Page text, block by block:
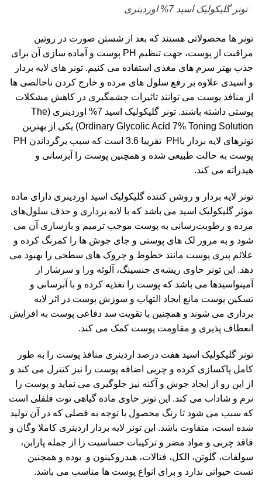
تونر گلیکولیک اسید 7% اوردینری
تونر ها محصولاتی هستند که بعد از شستن صورت در روتین
مراقبت از پوست، جهت تنظیم PH پوست و آماده سازی آن برای
جذب بهتر سرم های مغذی استفاده می کنیم. تونر های لایه بردار
و اسیدی علاوه بر رفع سلول های مرده و خارج کردن ناخالصی ها
از منافذ پوست می توانند تاثیرات چشمگیری در کاهش مشکلات
پوستی داشته باشند. تونر گلیکولیک اسید 7% اوردینری
(The
Ordinary Glycolic Acid 7% Toning Solution) یکی از بهترین
تونرهای لایه بردار باPH تقریبا 3.6 است که سبب برگرداندن PH
پوست به حالت طبیعی شده و همچنین پوست را آبرسانی و
هیدراته می کند.
تونر لایه بردار و روشن کننده گلیکولیک اسید اوردینری دارای ماده
موثر گلیکولیک اسید می باشد که با لایه برداری و حذف سلول‌های
مرده و رطوبت‌رسانی به پوست موجب ترمیم و بازسازی آن می
شود و به مرور لک های پوستی و جای جوش ها را کمرنگ کرده و
علائم پیری پوست مانند خطوط و چروک های سطحی را بهبود می‌
دهد. این تونر حاوی ریشه‌ی جنسینگ، آلوئه ورا و سرشار از
آمینواسیدها می باشد که پوست را تغذیه کرده و با آبرسانی و
تسکین پوست مانع ایجاد التهاب و سوزش پوست در اثر لایه
برداری می شوند و همچنین با تقویت سد دفاعی پوست به افزایش
انعطاف پذیری و مقاومت پوست کمک می کند.
تونر گلیکولیک اسید هفت درصد اردینری منافذ پوست را به طور
کامل پاکسازی کرده و چربی اضافه پوست را نیز کنترل می کند و
از این رو از ایجاد جوش و آکنه نیز جلوگیری می نماید و پوست را
نرم و شاداب می کند. این تونر حاوی ماده‌ گیاهی توت فلفلی است
که سبب می شود تا رنگ محصول با توجه به فصلی که در آن تولید
شده است، متفاوت باشد. این تونر لایه بردار اردینری کاملا وگان و
فاقد چربی و مواد مضر و ترکیبات حساسیت‌ زا از جمله پارابن،
سولفات، گلوتن، الکل، فتالات، هیدروکینون و بوده و همچنین
تست حیوانی ندارد و برای انواع پوست ها مناسب می باشد.